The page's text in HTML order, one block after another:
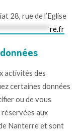
28, rue de l’Eglise
re.fr
activités des
certaines données
ou de vous
aux
Nanterre et sont